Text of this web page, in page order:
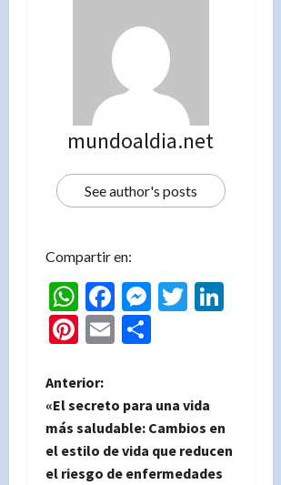
mundoaldia.net
See author's posts
Compartir en:
WhatsApp
Facebook
Messenger
Twitter
Pinterest
Email
N
a
v
Anterior:
«El secreto para una vida
más saludable: Cambios en
el estilo de vida que reducen
el riesgo de enfermedades